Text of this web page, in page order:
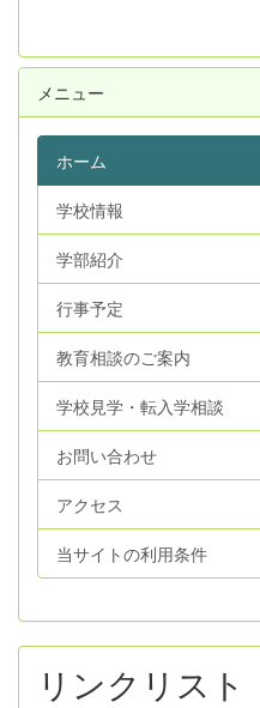
メニュー
ホーム
学校情報
学部紹介
行事予定
教育相談のご案内
学校見学・転入学相談
お問い合わせ
アクセス
当サイトの利用条件
リンクリスト